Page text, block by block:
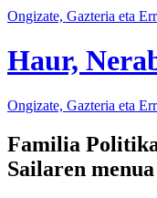
Ongizate, Gazteria eta
Haur,
Ongizate, Gazteria eta
Familia
Sailaren menua